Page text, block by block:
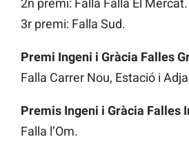
2n premi: Falla Falla El Mercat.
3r premi: Falla Sud.
Premi Ingeni i Gràcia Falles
Falla Carrer Nou, Estació i
Premis Ingeni i Gràcia Falles
Falla l’Om.